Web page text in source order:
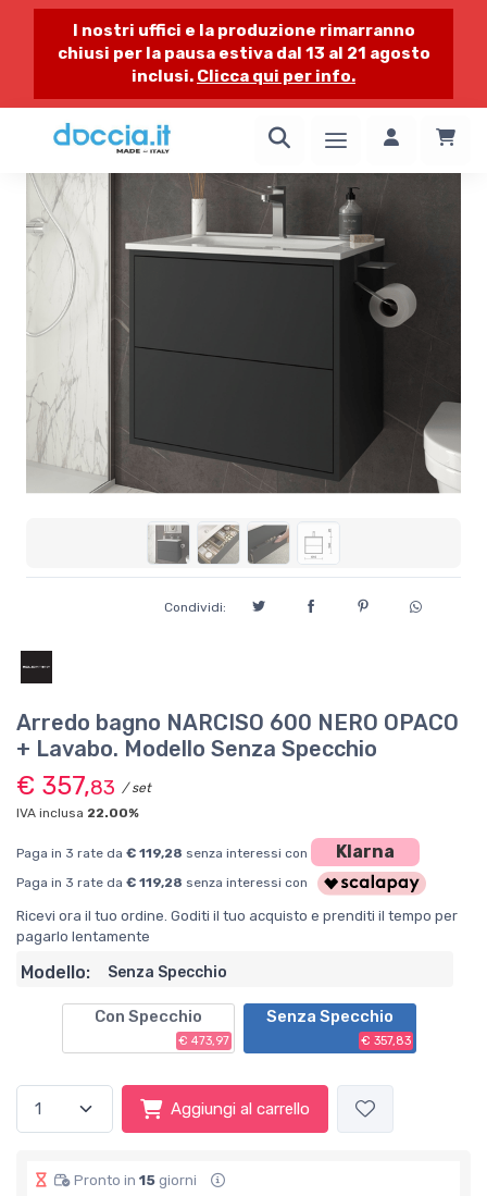
I nostri uffici e la produzione rimarranno
chiusi per la pausa estiva dal 13 al 21 agosto
inclusi. Clicca qui per info.
Condividi:
Arredo bagno NARCISO 600 NERO OPACO
+ Lavabo. Modello Senza Specchio
€ 357,83 / set
IVA inclusa 22.00%
Paga in 3 rate da € 119,28 senza interessi con Klarna
Paga in 3 rate da € 119,28 senza interessi con
Ricevi ora il tuo ordine. Goditi il tuo acquisto e prenditi il tempo per
pagarlo lentamente
Modello: Senza Specchio
Con Specchio
€ 473,97
Senza Specchio
€ 357,83
Aggiungi al carrello
Pronto in 15 giorni